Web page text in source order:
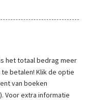
het totaal bedrag meer
te betalen! Klik de optie
van boeken
. Voor extra informatie